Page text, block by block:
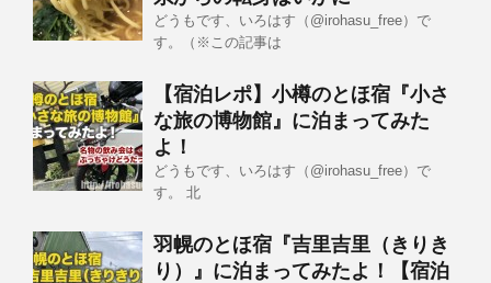
どうもです、いろはす（@irohasu_free）で
す。（※この記事は
【宿泊レポ】小樽のとほ宿『小さ
な旅の博物館』に泊まってみた
よ！
どうもです、いろはす（@irohasu_free）で
す。 北
羽幌のとほ宿『吉里吉里（きりき
り）』に泊まってみたよ！【宿泊